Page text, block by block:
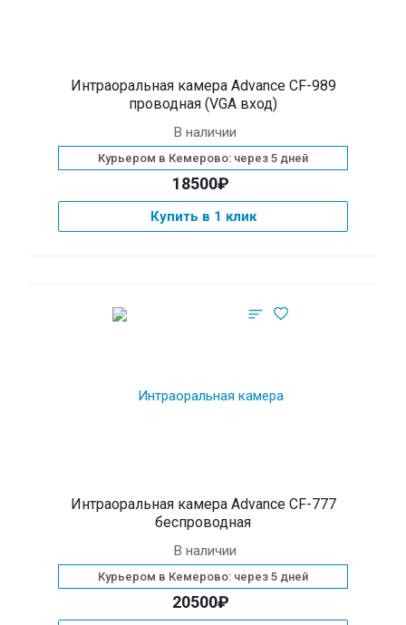
Интраоральная камера Advance CF-989
проводная (VGA вход)
В наличии
Курьером в Кемерово: через 5 дней
18500₽
Купить в 1 клик
Интраоральная камера Advance CF-777
беспроводная
В наличии
Курьером в Кемерово: через 5 дней
20500₽